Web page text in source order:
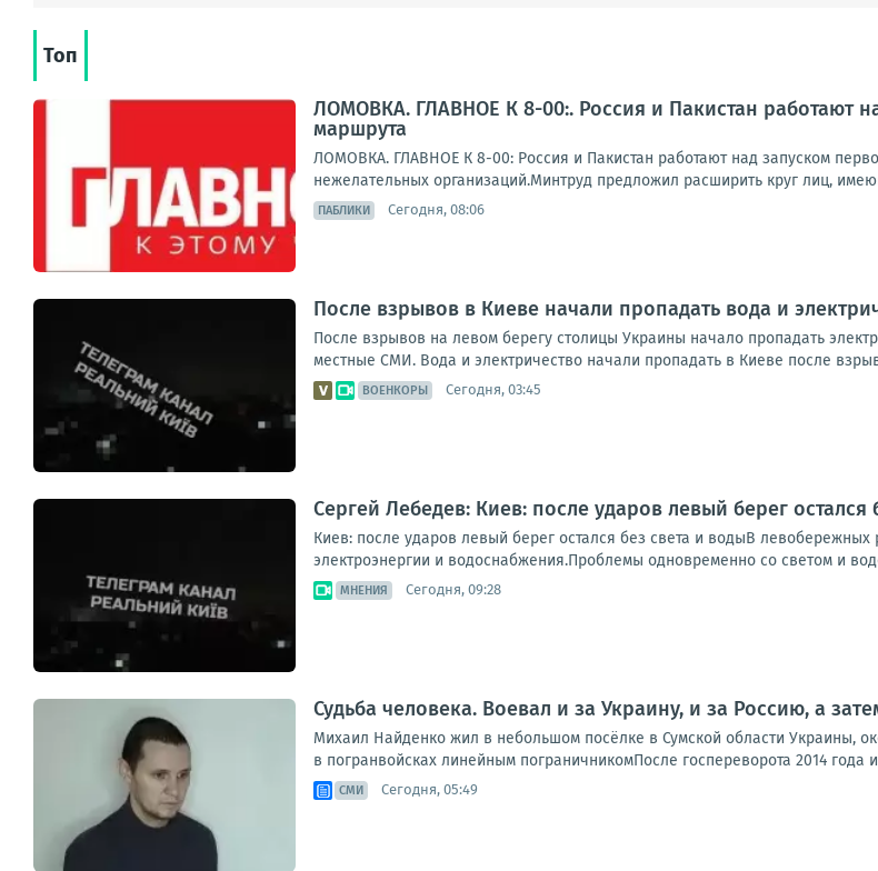
Топ
ЛОМОВКА. ГЛАВНОЕ К 8-00:. Россия и Пакистан работают
маршрута
ЛОМОВКА. ГЛАВНОЕ К 8-00: Россия и Пакистан работают над запуском
нежелательных организаций.Минтруд предложил расширить круг лиц,
ПАБЛИКИ Сегодня, 08:06
После взрывов в Киеве начали пропадать вода и
После взрывов на левом берегу столицы Украины начало пропадать
местные СМИ. Вода и электричество начали пропадать в Киеве после
ВОЕНКОРЫ Сегодня, 03:45
Сергей Лебедев: Киев: после ударов левый берег остался
Киев: после ударов левый берег остался без света и водыВ
электроэнергии и водоснабжения.Проблемы одновременно со светом и
МНЕНИЯ Сегодня, 09:28
Судьба человека. Воевал и за Украину, и за Россию, а
Михаил Найденко жил в небольшом посёлке в Сумской области Украины,
в погранвойсках линейным пограничникомПосле госпереворота 2014 года
СМИ Сегодня, 05:49